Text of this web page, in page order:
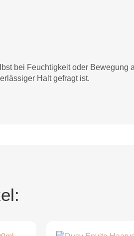
bei Feuchtigkeit oder
Halt gefragt ist.